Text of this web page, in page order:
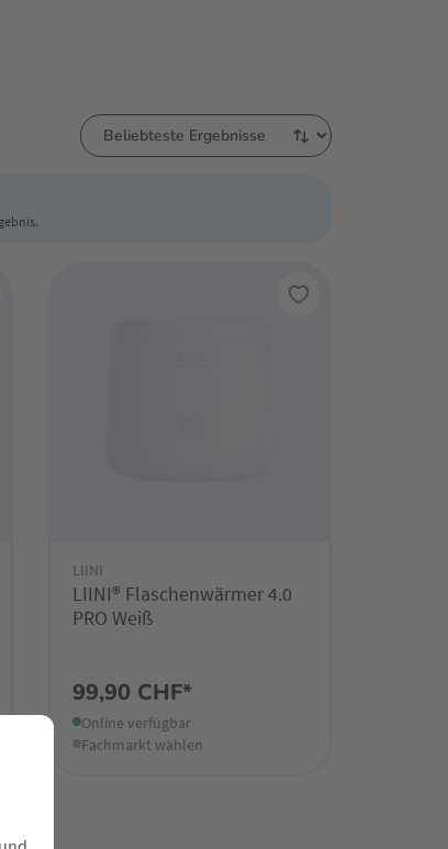
LIINI
LIINI® Flaschenwärmer 4.0
PRO Weiß
99,90 CHF*
Online verfügbar
Fachmarkt wählen